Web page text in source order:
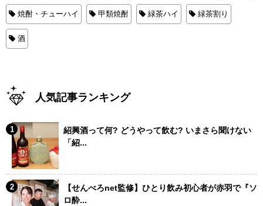
焼酎・チューハイ 甲類焼酎 緑茶ハイ 緑茶割り
酒
人気記事ランキング
紹興酒って何? どうやって飲む? いまさら聞けない
「紹...
【せんべろnet監修】ひとり飲み初心者が赤羽で『ソ
ロ酔...